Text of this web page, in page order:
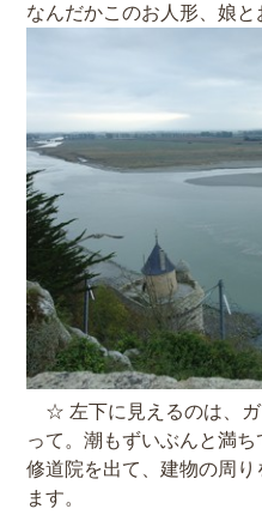
なんだかこのお人形、娘
☆ 左下に見えるのは、ガ
って。潮もずいぶんと満
修道院を出て、建物の周
ます。